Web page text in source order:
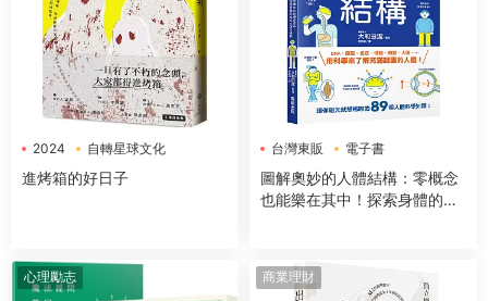
2024
自轉星球文化
電子書
進烤箱的好日子
台灣東販 電子書
圖解奧妙的人體結構：零概念
也能樂在其中！探索身體的組
心理勵志 商業理財